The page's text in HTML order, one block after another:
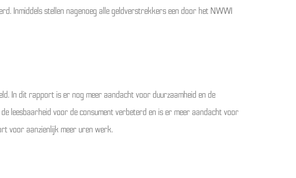
Inmiddels stellen nagenoeg alle geldverstrekkers een door het NWWI
In dit rapport is er nog meer aandacht voor duurzaamheid en de
leesbaarheid voor de consument verbeterd en is er meer aandacht voor
voor aanzienlijk meer uren werk.